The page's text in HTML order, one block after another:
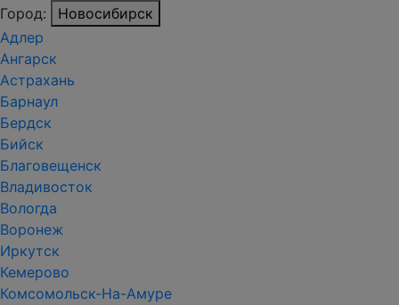
Город:
Новосибирск
Адлер
Ангарск
Астрахань
Барнаул
Бердск
Бийск
Благовещенск
Владивосток
Вологда
Воронеж
Иркутск
Кемерово
Комсомольск-На-Амуре